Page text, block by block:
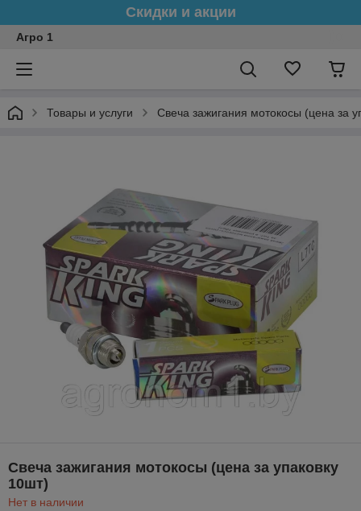
Скидки и акции
Агро 1
Товары и услуги Свеча зажигания мотокосы (цена за
Свеча зажигания мотокосы (цена за упаковку
10шт)
Нет в наличии